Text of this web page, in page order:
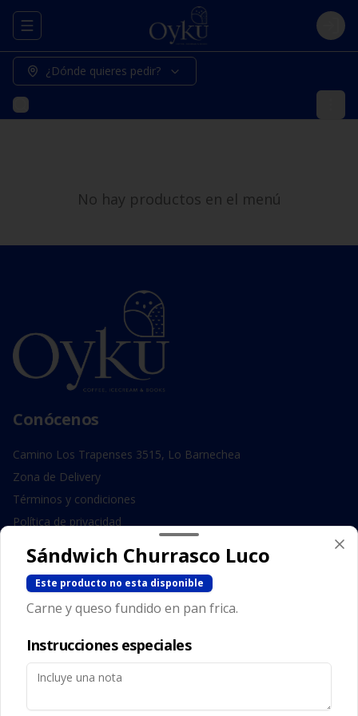
Abrir menu de navegación Login
¿Dónde quieres pedir?
No hay productos en el menú
Conócenos
Camino Los Trapenses 3515, Lo Barnechea
Zona de Delivery
Términos y condiciones
Política de privacidad
Redes sociales
Instagram
Facebook
Mi cuenta
Sándwich Churrasco Luco
Este producto no esta disponible
Carne y queso fundido en pan frica.
Instrucciones especiales